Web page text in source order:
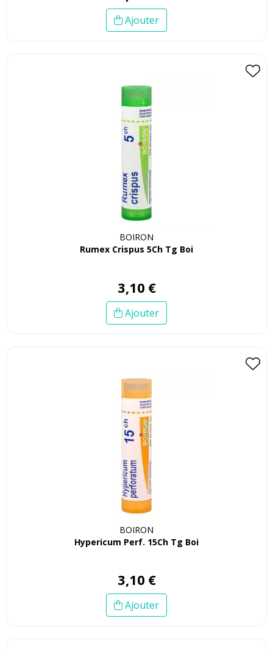
Ajouter
BOIRON
Rumex Crispus 5Ch Tg Boi
3,10 €
Ajouter
BOIRON
Hypericum Perf. 15Ch Tg Boi
3,10 €
Ajouter